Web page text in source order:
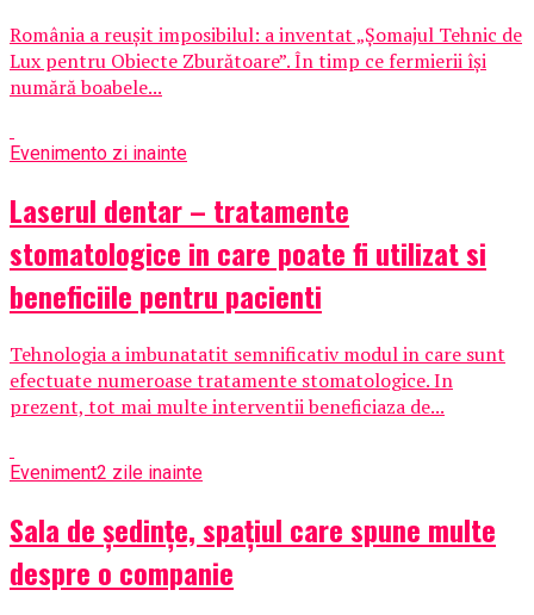
România a reușit imposibilul: a inventat „Șomajul Tehnic de
Lux pentru Obiecte Zburătoare”. În timp ce fermierii își
numără boabele...
Evenimento zi inainte
Laserul dentar – tratamente
stomatologice in care poate fi utilizat si
beneficiile pentru pacienti
Tehnologia a imbunatatit semnificativ modul in care sunt
efectuate numeroase tratamente stomatologice. In
prezent, tot mai multe interventii beneficiaza de...
Eveniment2 zile inainte
Sala de ședințe, spațiul care spune multe
despre o companie